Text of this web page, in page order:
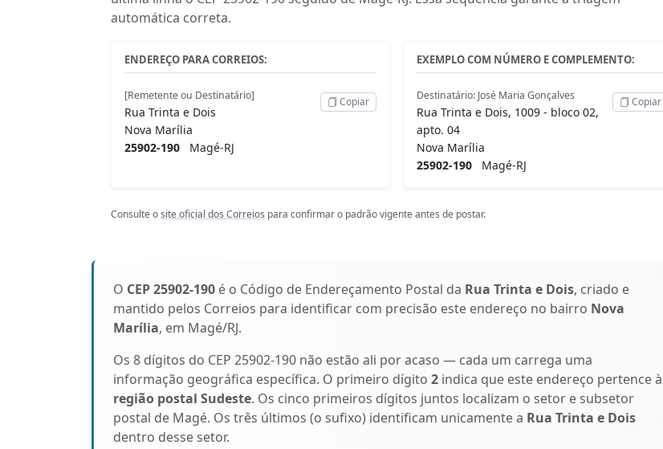
automática correta.
ENDEREÇO PARA CORREIOS:
[Remetente ou Destinatário]
Rua Trinta e Dois
Nova Marília
25902-190 Magé-RJ
Copiar
EXEMPLO COM NÚMERO E COMPLEMENTO:
Destinatário: José Maria Gonçalves
Rua Trinta e Dois, 1009 - bloco 02,
apto. 04
Nova Marília
25902-190 Magé-RJ
Copiar
Consulte osite oficial dos Correios para confirmar o padrão vigente antes de postar.
O CEP 25902-190 é o Código de Endereçamento Postal da Rua Trinta e Dois, criado e
mantido pelos Correios para identificar com precisão este endereço no bairro Nova
Marília, em Magé/RJ.
Os 8 dígitos do CEP 25902-190 não estão ali por acaso — cada um carrega uma
informação geográfica específica. O primeiro dígito 2 indica que este endereço pertence à
região postal Sudeste. Os cinco primeiros dígitos juntos localizam o setor e subsetor
postal de Magé. Os três últimos (o sufixo) identificam unicamente a Rua Trinta e Dois
dentro desse setor.